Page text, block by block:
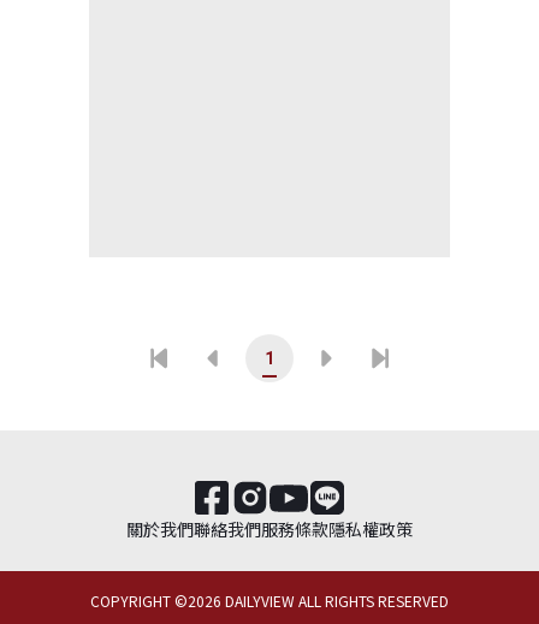
1
關於我們聯絡我們服務條款隱私權政策
COPYRIGHT ©2026 DAILYVIEW ALL RIGHTS RESERVED